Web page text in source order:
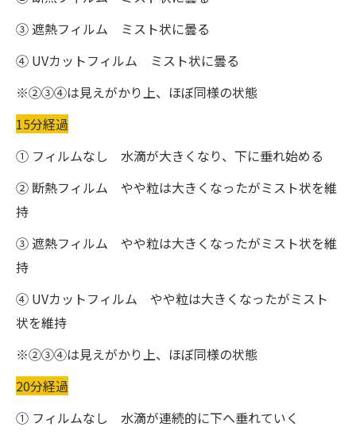
③ 遮熱フィルム ミスト状に曇る
④ UVカットフィルム ミスト状に曇る
※②③④は見えがかり上、ほぼ同様の状態
15分経過
① フィルムなし 水滴が大きくなり、下に垂れ始める
② 断熱フィルム やや粒は大きくなったがミスト状を維
持
③ 遮熱フィルム やや粒は大きくなったがミスト状を維
持
④ UVカットフィルム やや粒は大きくなったがミスト
状を維持
※②③④は見えがかり上、ほぼ同様の状態
20分経過
① フィルムなし 水滴が連続的に下へ垂れていく